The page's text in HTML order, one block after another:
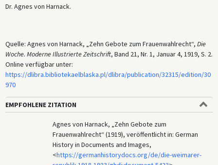
Dr. Agnes von Harnack.
Quelle: Agnes von Harnack, „Zehn Gebote zum Frauenwahlrecht“, Die
Woche. Moderne Illustrierte Zeitschrift, Band 21, Nr. 1, Januar 4, 1919, S. 2.
Online verfügbar unter:
https://dlibra.bibliotekaelblaska.pl/dlibra/publication/32315/edition/30
970
EMPFOHLENE ZITATION
Agnes von Harnack, „Zehn Gebote zum
Frauenwahlrecht“ (1919), veröffentlicht in: German
History in Documents and Images,
<https://germanhistorydocs.org/de/die-weimarer-